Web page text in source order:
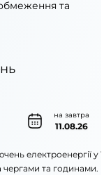
та
на завтра
11.08.26
електроенергії у
чергами та годинами.